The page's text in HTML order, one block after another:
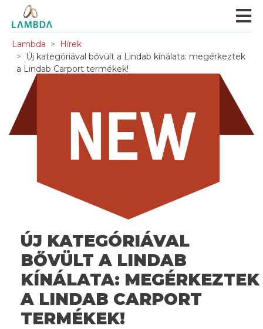
Lambda
Hírek
Új kategóriával bővült a Lindab kínálata: megérkeztek
a Lindab Carport termékek!
ÚJ KATEGÓRIÁVAL
BŐVÜLT A LINDAB
KÍNÁLATA: MEGÉRKEZTEK
A LINDAB CARPORT
TERMÉKEK!